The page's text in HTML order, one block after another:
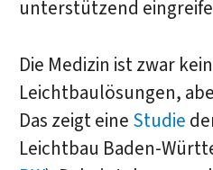
unterstützend
Die Medizin ist zwar
Leichtbaulösungen,
Das zeigt eine Studie
Leichtbau Baden-